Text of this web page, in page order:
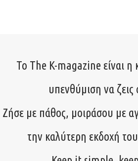
Το The K-magazine είναι η
υπενθύμιση να ζεις
Ζήσε με πάθος, μοιράσου με
την καλύτερη εκδοχή